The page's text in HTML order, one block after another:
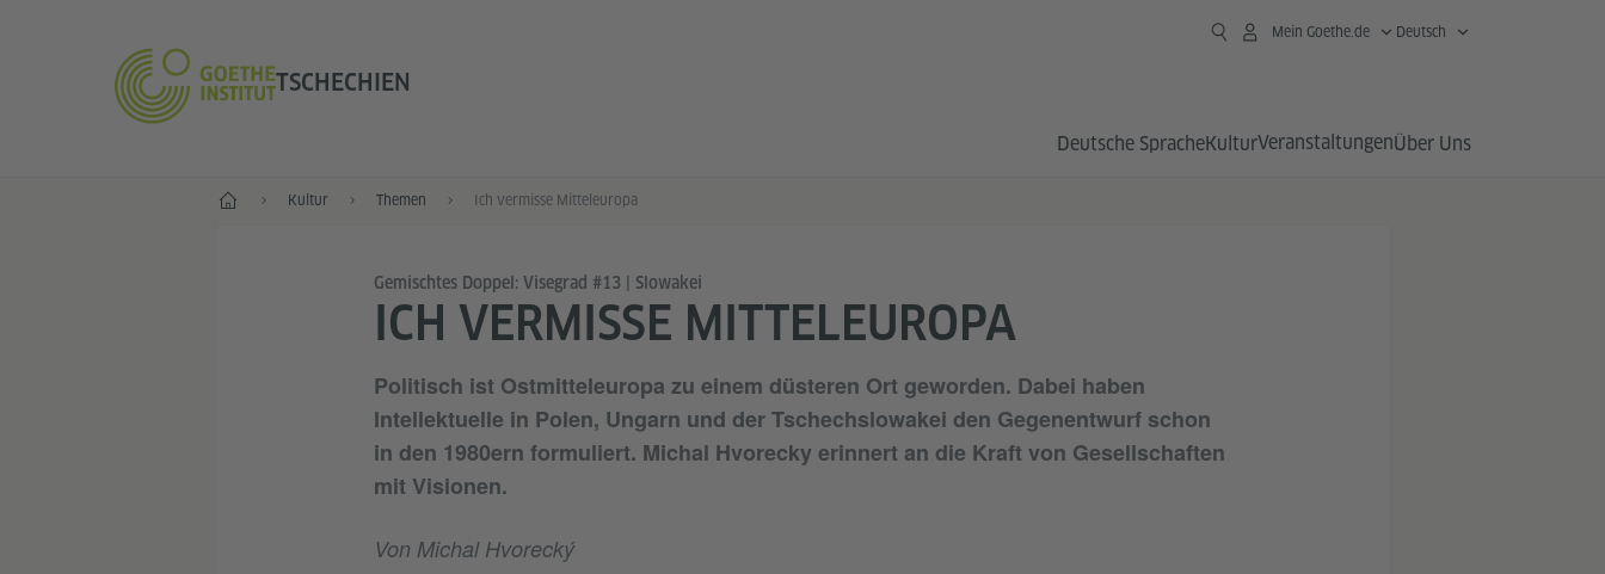
TSCHECHIEN
Mein Goethe.de Deutsch
Deutsche SpracheKulturVeranstaltungenÜber Uns
Start Kultur Themen Ich vermisse Mitteleuropa
Gemischtes Doppel: Visegrad #13 | Slowakei
ICH VERMISSE MITTELEUROPA
Politisch ist Ostmitteleuropa zu einem düsteren Ort geworden. Dabei haben
Intellektuelle in Polen, Ungarn und der Tschechslowakei den Gegenentwurf schon
in den 1980ern formuliert. Michal Hvorecky erinnert an die Kraft von Gesellschaften
mit Visionen.
Von Michal Hvorecký